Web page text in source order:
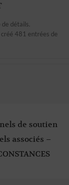
détails.
créé 481 entrées de
de soutien
associés –